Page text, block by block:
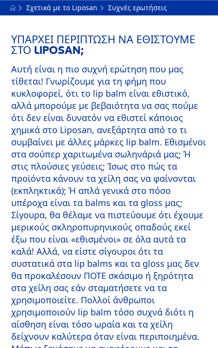
Σχετικά με τo Liposan Συχνές ερωτήσεις
ΥΠΆΡΧΕΙ ΠΕΡΊΠΤΩΣΗ ΝΑ ΕΘΙΣΤΟΎΜΕ
ΣΤΟ LIPOSAN;
Αυτή είναι η πιο συχνή ερώτηση που μας
τίθεται! Γνωρίζουμε για τη φήμη που
κυκλοφορεί, ότι το lip balm είναι εθιστικό,
αλλά μπορούμε με βεβαιότητα να σας πούμε
ότι δεν είναι δυνατόν να εθιστεί κάποιος
χημικά στο Liposan, ανεξάρτητα από το τι
συμβαίνει με άλλες μάρκες lip balm. Εθισμένοι
στα σούπερ χαριτωμένα σωληνάριά μας; Ή
στις πλούσιες γεύσεις; Ίσως στο πώς τα
προϊόντα κάνουν τα χείλη σας να φαίνονται
(εκπληκτικά); Ή απλά γενικά στο πόσο
υπέροχα είναι τα balms και τα gloss μας;
Σίγουρα, θα θέλαμε να πιστεύουμε ότι έχουμε
μερικούς σκληροπυρηνικούς οπαδούς εκεί
έξω που είναι «εθισμένοι» σε όλα αυτά τα
καλά! Αλλά, να είστε σίγουροι ότι τα
συστατικά στα lip balms και τα gloss μας δεν
θα προκαλέσουν ΠΟΤΕ σκάσιμο ή ξηρότητα
στα χείλη σας εάν σταματήσετε να τα
χρησιμοποιείτε. Πολλοί άνθρωποι
χρησιμοποιούν lip balm τόσο συχνά διότι η
αίσθηση είναι τόσο ωραία και τα χείλη
δείχνουν καλύτερα όταν είναι περιποιημένα.